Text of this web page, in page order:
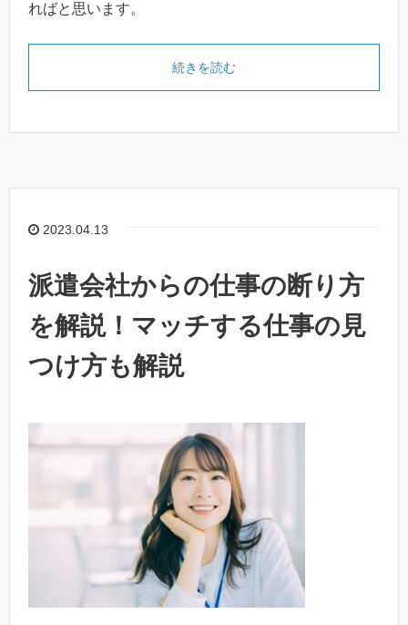
ればと思います。
続きを読む
2023.04.13
派遣会社からの仕事の断り方
を解説！マッチする仕事の見
つけ方も解説